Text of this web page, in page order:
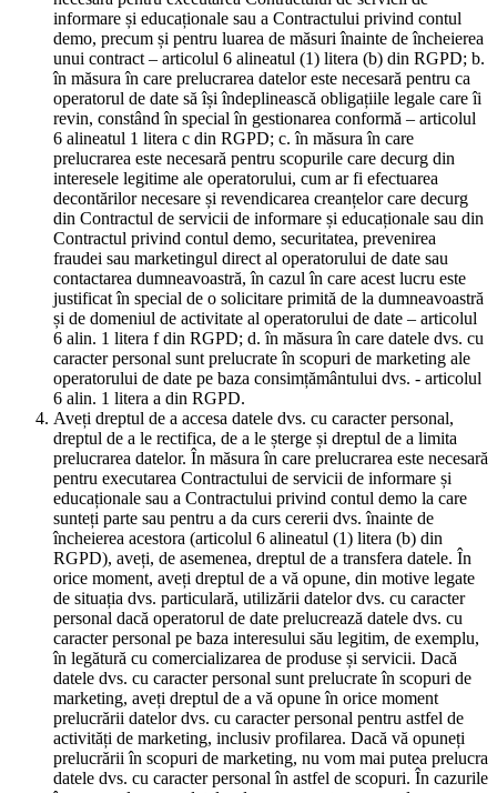
informare și educaționale sau a Contractului privind contul
demo, precum și pentru luarea de măsuri înainte de încheierea
unui contract – articolul 6 alineatul (1) litera (b) din RGPD; b.
în măsura în care prelucrarea datelor este necesară pentru ca
operatorul de date să își îndeplinească obligațiile legale care îi
revin, constând în special în gestionarea conformă – articolul
6 alineatul 1 litera c din RGPD; c. în măsura în care
prelucrarea este necesară pentru scopurile care decurg din
interesele legitime ale operatorului, cum ar fi efectuarea
decontărilor necesare și revendicarea creanțelor care decurg
din Contractul de servicii de informare și educaționale sau din
Contractul privind contul demo, securitatea, prevenirea
fraudei sau marketingul direct al operatorului de date sau
contactarea dumneavoastră, în cazul în care acest lucru este
justificat în special de o solicitare primită de la dumneavoastră
și de domeniul de activitate al operatorului de date – articolul
6 alin. 1 litera f din RGPD; d. în măsura în care datele dvs. cu
caracter personal sunt prelucrate în scopuri de marketing ale
operatorului de date pe baza consimțământului dvs. - articolul
6 alin. 1 litera a din RGPD.
Aveți dreptul de a accesa datele dvs. cu caracter personal,
dreptul de a le rectifica, de a le șterge și dreptul de a limita
prelucrarea datelor. În măsura în care prelucrarea este necesară
pentru executarea Contractului de servicii de informare și
educaționale sau a Contractului privind contul demo la care
sunteți parte sau pentru a da curs cererii dvs. înainte de
încheierea acestora (articolul 6 alineatul (1) litera (b) din
RGPD), aveți, de asemenea, dreptul de a transfera datele. În
orice moment, aveți dreptul de a vă opune, din motive legate
de situația dvs. particulară, utilizării datelor dvs. cu caracter
personal dacă operatorul de date prelucrează datele dvs. cu
caracter personal pe baza interesului său legitim, de exemplu,
în legătură cu comercializarea de produse și servicii. Dacă
datele dvs. cu caracter personal sunt prelucrate în scopuri de
marketing, aveți dreptul de a vă opune în orice moment
prelucrării datelor dvs. cu caracter personal pentru astfel de
activități de marketing, inclusiv profilarea. Dacă vă opuneți
prelucrării în scopuri de marketing, nu vom mai putea prelucra
datele dvs. cu caracter personal în astfel de scopuri. În cazurile